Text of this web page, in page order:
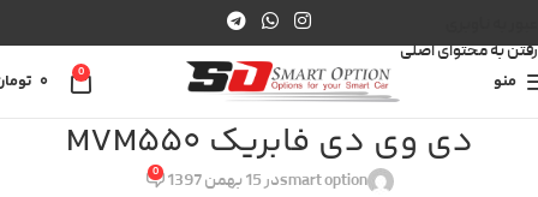
رفتن به محتوای اصلی
منو
0
دی وی دی فابریک MVM550
smart optionدر 15 بهمن 1397 0